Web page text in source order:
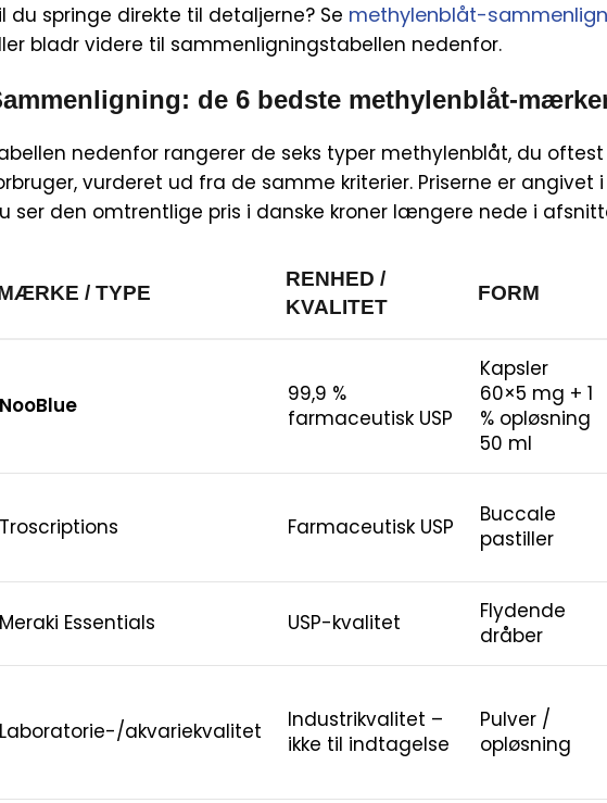
du springe direkte til detaljerne? Se methylenblåt-
bladr videre til sammenligningstabellen nedenfor.
de 6 bedste methylenblåt-
nedenfor rangerer de seks typer methylenblåt, du
vurderet ud fra de samme kriterier. Priserne er angivet i
ser den omtrentlige pris i danske kroner længere nede i
/ TYPE
RENHED /
KVALITET
FORM
NooBlue
99,9 %
farmaceutisk USP
Kapsler
60×5 mg + 1
% opløsning
50 ml
Troscriptions Farmaceutisk USP
Buccale
pastiller
Meraki Essentials USP-kvalitet
Flydende
dråber
Laboratorie-/akvariekvalitet
Industrikvalitet –
ikke til indtagelse
Pulver /
opløsning